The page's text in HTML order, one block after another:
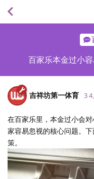
百家乐本金过小
吉祥坊第一体育 3 4
在百家乐里，本金过小会
家容易忽视的核心问题。
策。